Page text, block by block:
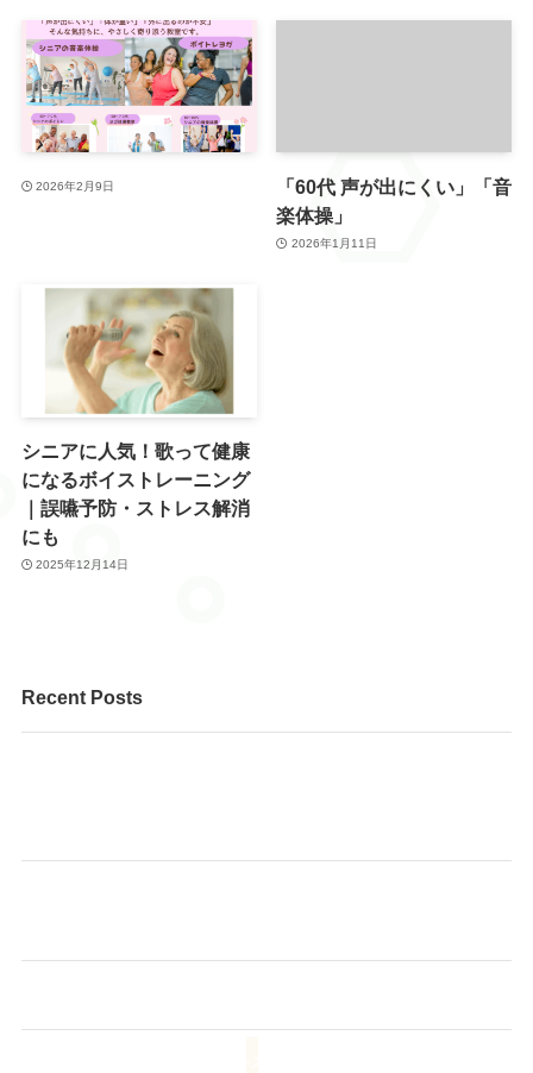
2026年2月9日
「60代 声が出にくい」「音
楽体操」
2026年1月11日
シニアに人気！歌って健康
になるボイストレーニング
｜誤嚥予防・ストレス解消
にも
2025年12月14日
Recent Posts